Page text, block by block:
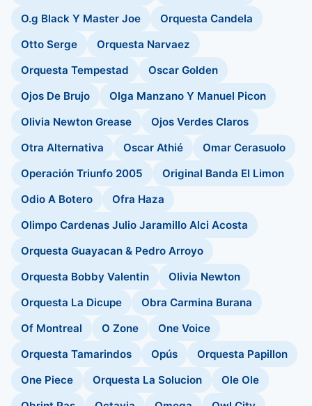
O.g Black Y Master Joe
Orquesta Candela
Otto Serge
Orquesta Narvaez
Orquesta Tempestad
Oscar Golden
Ojos De Brujo
Olga Manzano Y Manuel Picon
Olivia Newton Grease
Ojos Verdes Claros
Otra Alternativa
Oscar Athié
Omar Cerasuolo
Operación Triunfo 2005
Original Banda El Limon
Odio A Botero
Ofra Haza
Olimpo Cardenas Julio Jaramillo Alci Acosta
Orquesta Guayacan & Pedro Arroyo
Orquesta Bobby Valentin
Olivia Newton
Orquesta La Dicupe
Obra Carmina Burana
Of Montreal
O Zone
One Voice
Orquesta Tamarindos
Opús
Orquesta Papillon
One Piece
Orquesta La Solucion
Ole Ole